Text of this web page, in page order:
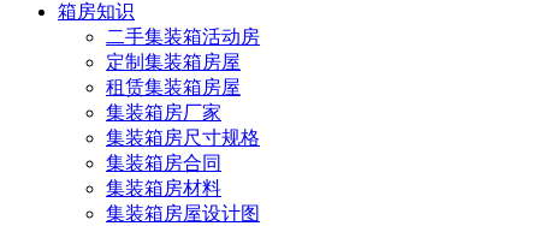
箱房知识
二手集装箱活动房
定制集装箱房屋
租赁集装箱房屋
集装箱房厂家
集装箱房尺寸规格
集装箱房合同
集装箱房材料
集装箱房屋设计图